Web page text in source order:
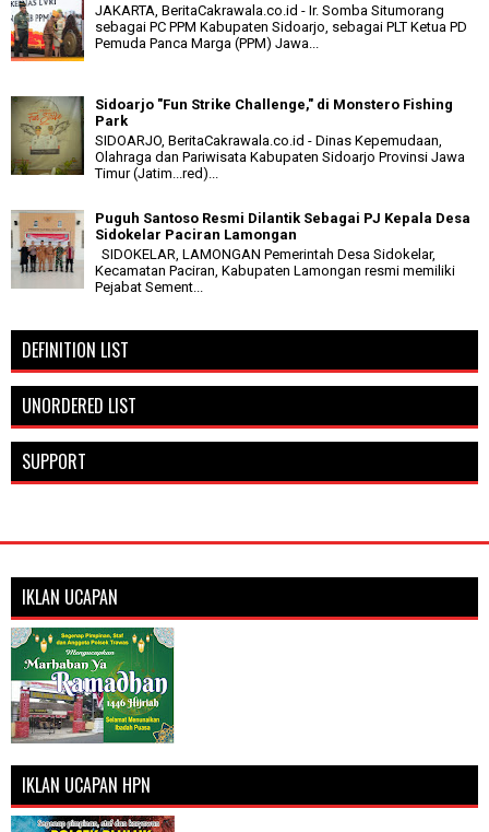
JAKARTA, BeritaCakrawala.co.id - Ir. Somba Situmorang
sebagai PC PPM Kabupaten Sidoarjo, sebagai PLT Ketua PD
Pemuda Panca Marga (PPM) Jawa...
Sidoarjo "Fun Strike Challenge," di Monstero Fishing
Park
SIDOARJO, BeritaCakrawala.co.id - Dinas Kepemudaan,
Olahraga dan Pariwisata Kabupaten Sidoarjo Provinsi Jawa
Timur (Jatim...red)...
Puguh Santoso Resmi Dilantik Sebagai PJ Kepala Desa
Sidokelar Paciran Lamongan
SIDOKELAR, LAMONGAN Pemerintah Desa Sidokelar,
Kecamatan Paciran, Kabupaten Lamongan resmi memiliki
Pejabat Sement...
DEFINITION LIST
UNORDERED LIST
SUPPORT
IKLAN UCAPAN
IKLAN UCAPAN HPN